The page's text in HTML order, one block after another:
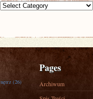
Categories
(26)
Pages
Archiwum